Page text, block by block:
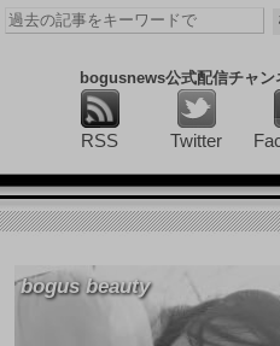
bogusnews公式配信チャン
RSS Twitter
bogus beauty